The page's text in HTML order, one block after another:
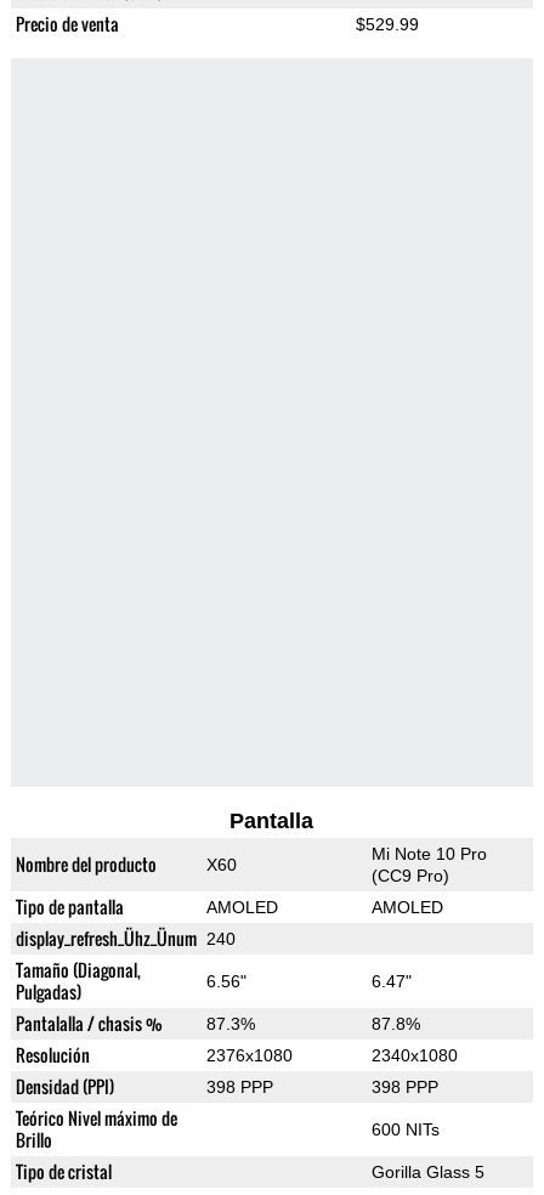
Precio de venta $529.99
Pantalla
Nombre del producto X60
Mi Note 10 Pro
(CC9 Pro)
Tipo de pantalla AMOLED AMOLED
display_refresh_Ühz_Ünum 240
Tamaño (Diagonal,
Pulgadas)
6.56" 6.47"
Pantalalla / chasis % 87.3% 87.8%
Resolución 2376x1080 2340x1080
Densidad (PPI) 398 PPP 398 PPP
Teórico Nivel máximo de
Brillo
600 NITs
Tipo de cristal
Gorilla Glass 5